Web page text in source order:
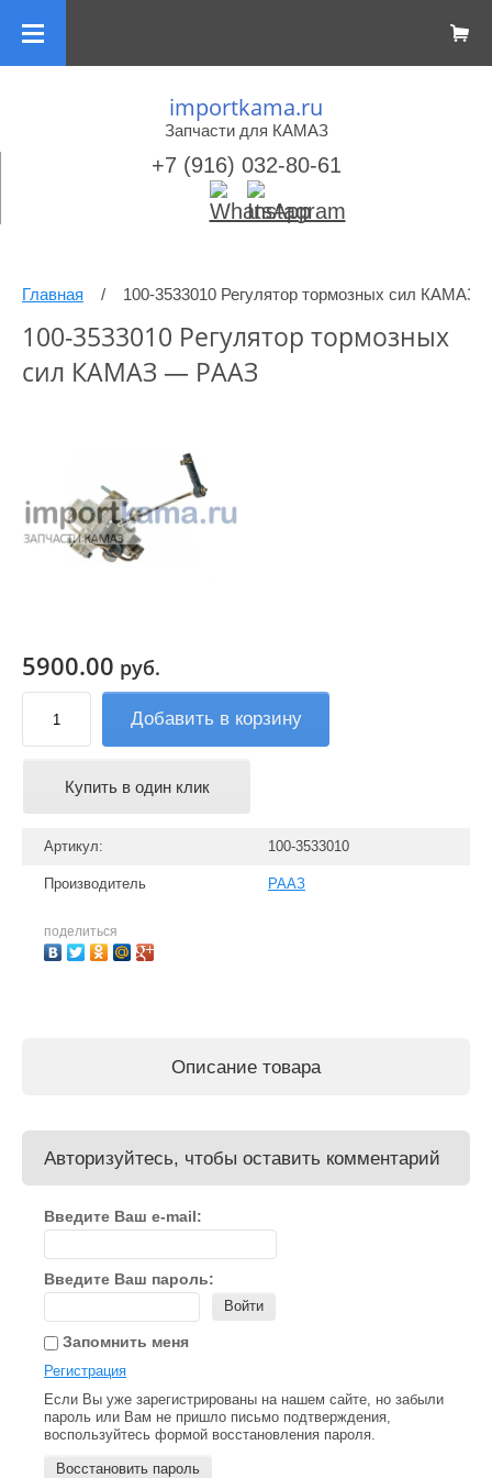
importkama.ru
Запчасти для КАМАЗ
+7 (916) 032-80-61
Главная / 100-3533010 Регулятор тормозных сил КАМАЗ
100-3533010 Регулятор тормозных
сил КАМАЗ — РААЗ
5900.00 руб.
Добавить в корзину
Купить в один клик
Артикул: 100-3533010
Производитель РААЗ
поделиться
Описание товара
Авторизуйтесь, чтобы оставить комментарий
Введите Ваш e-mail:
Введите Ваш пароль:
Войти
Запомнить меня
Регистрация
Если Вы уже зарегистрированы на нашем сайте, но забыли
пароль или Вам не пришло письмо подтверждения,
воспользуйтесь формой восстановления пароля.
Восстановить пароль